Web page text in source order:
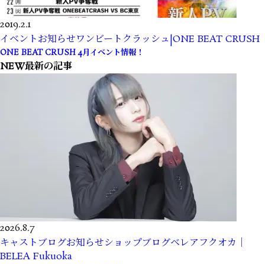
2019.2.1
イベントお知らせワンビートクラッシュ|ONE BEAT CRUSH
ONE BEAT CRUSH 4月イベント情報！
NEW最新の記事
2026.8.7
キャストブログお知らせショップブログベレアフクオカ｜
BELEA Fukuoka